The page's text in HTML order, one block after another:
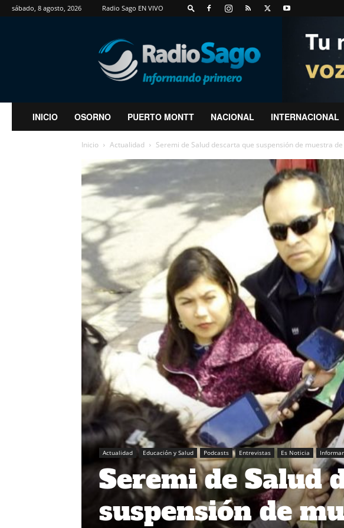
sábado, 8 agosto, 2026 Radio Sago EN VIVO
RadioSago
INICIO OSORNO PUERTO MONTT NACIONAL INTERNACIONAL
Inicio Actualidad Seremi de Salud descarta que suspensión de muestra
Actualidad Educación y Salud Podcasts Entrevistas Es Noticia
Seremi de Salud
suspensión de